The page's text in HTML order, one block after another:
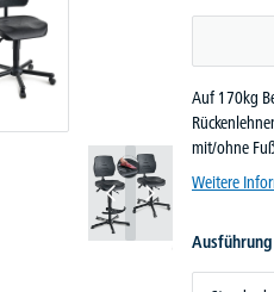
Auf 170kg
mit/ohne
Weitere
Ausführung